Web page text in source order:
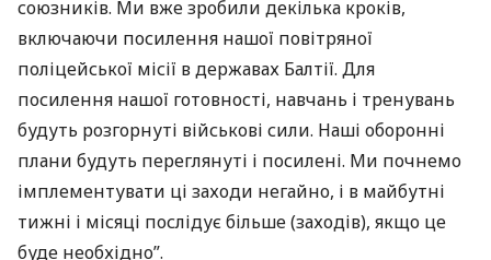
союзників. Ми вже зробили декілька кроків,
включаючи посилення нашої повітряної
поліцейської місії в державах Балтії. Для
посилення нашої готовності, навчань і тренувань
будуть розгорнуті військові сили. Наші оборонні
плани будуть переглянуті і посилені. Ми почнемо
імплементувати ці заходи негайно, і в майбутні
тижні і місяці послідує більше (заходів), якщо це
буде необхідно”.